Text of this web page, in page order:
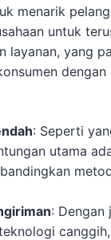
menarik
untuk
layanan, yang
: Seperti
utama
: Dengan